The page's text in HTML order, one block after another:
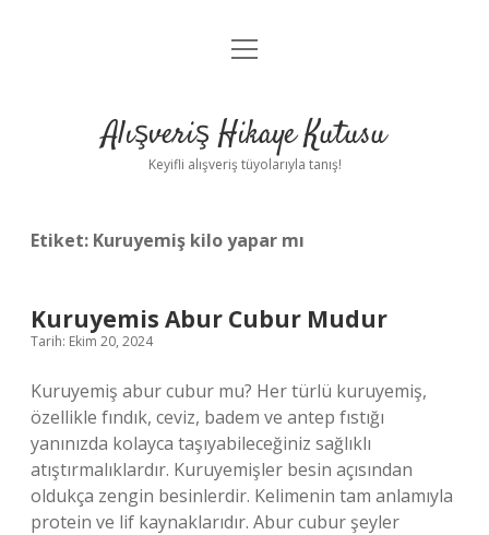
Anasayfa
Yasal Uyarı
menüyü
Alışveriş Hikaye Kutusu
Keyifli alışveriş tüyolarıyla tanış!
Etiket: Kuruyemiş kilo yapar mı
Kuruyemis Abur Cubur Mudur
Tarih: Ekim 20, 2024
Kuruyemiş abur cubur mu? Her türlü kuruyemiş,
özellikle fındık, ceviz, badem ve antep fıstığı
yanınızda kolayca taşıyabileceğiniz sağlıklı
atıştırmalıklardır. Kuruyemişler besin açısından
oldukça zengin besinlerdir. Kelimenin tam anlamıyla
protein ve lif kaynaklarıdır. Abur cubur şeyler